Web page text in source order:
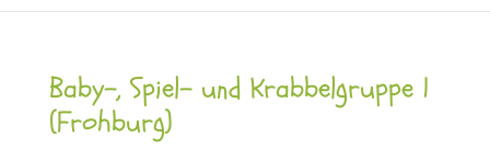
Baby-, Spiel- und Krabbelgruppe 1
(Frohburg)